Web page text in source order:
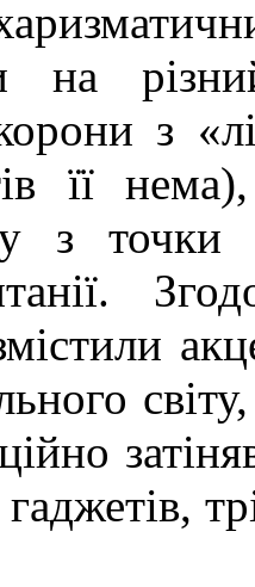
на
з
її
з точки